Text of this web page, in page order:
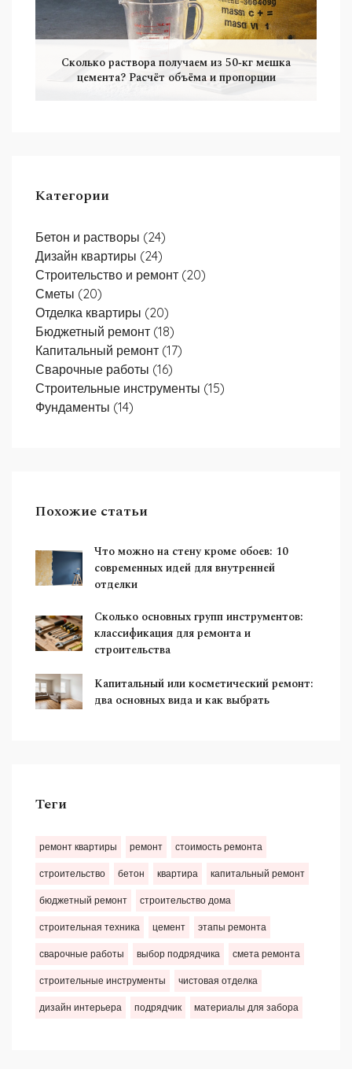
Сколько раствора получаем из 50‑кг мешка
цемента? Расчёт объёма и пропорции
Категории
Бетон и растворы (24)
Дизайн квартиры (24)
Строительство и ремонт (20)
Сметы (20)
Отделка квартиры (20)
Бюджетный ремонт (18)
Капитальный ремонт (17)
Сварочные работы (16)
Строительные инструменты (15)
Фундаменты (14)
Похожие статьи
Что можно на стену кроме обоев: 10
современных идей для внутренней
отделки
Сколько основных групп инструментов:
классификация для ремонта и
строительства
Капитальный или косметический ремонт:
два основных вида и как выбрать
Теги
ремонт квартиры ремонт стоимость ремонта
строительство бетон квартира капитальный ремонт
бюджетный ремонт строительство дома
строительная техника цемент этапы ремонта
сварочные работы выбор подрядчика смета ремонта
строительные инструменты чистовая отделка
дизайн интерьера подрядчик материалы для забора